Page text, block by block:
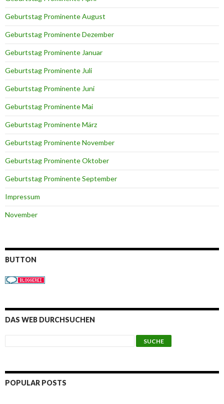
Geburtstag Prominente August
Geburtstag Prominente Dezember
Geburtstag Prominente Januar
Geburtstag Prominente Juli
Geburtstag Prominente Juni
Geburtstag Prominente Mai
Geburtstag Prominente März
Geburtstag Prominente November
Geburtstag Prominente Oktober
Geburtstag Prominente September
Impressum
November
BUTTON
DAS WEB DURCHSUCHEN
POPULAR POSTS